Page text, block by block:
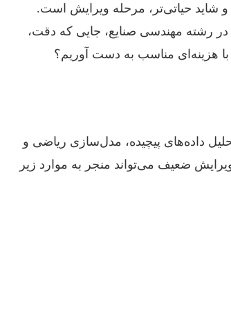
شاید حیاتی‌تر، مرحله ویرایش است.
رشته مهندسی صنایع، جایی که دقت،
با هزینه‌ای مناسب به دست آوریم؟
داده‌های پیچیده، مدل‌سازی ریاضی و
ویرایش ضعیف می‌تواند منجر به موارد زیر